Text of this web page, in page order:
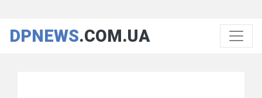
DPNEWS.COM.UA